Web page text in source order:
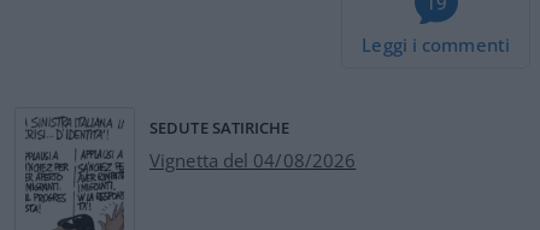
Leggi i commenti
SEDUTE SATIRICHE
Vignetta del 04/08/2026